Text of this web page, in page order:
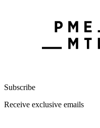
Subscribe
Receive exclusive emails